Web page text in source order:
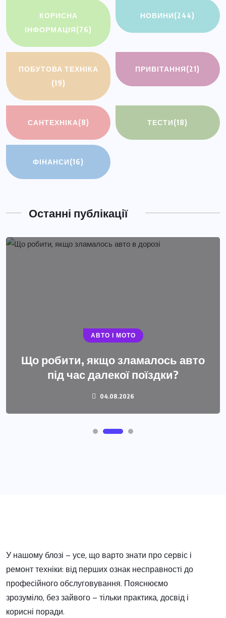
КОРИСНА
ІНФОРМАЦІЯ(76)
НОВИНИ(244)
ПОБУТОВА ТЕХНІКА
(19)
ПРИВІТАННЯ(21)
САНТЕХНІКА(8) ТЕСТИ(18)
ФІНАНСИ(16)
Останні публікації
АВТО І МОТО
Що робити, якщо зламалось авто
під час далекої поїздки?
04.08.2026
У нашому блозі – усе, що варто знати про сервіс і
ремонт техніки: від перших ознак несправності до
професійного обслуговування. Пояснюємо
зрозуміло, без зайвого – тільки практика, досвід і
корисні поради.